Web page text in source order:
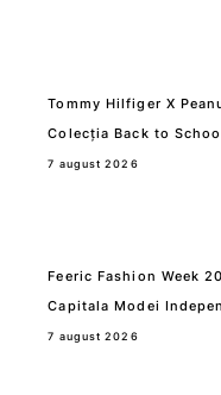
Tommy Hilfiger X
Colecția Back to
7 august 2026
Feeric Fashion Week
Capitala Modei
7 august 2026